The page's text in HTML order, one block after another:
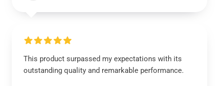
This product surpassed my expectations with its
outstanding quality and remarkable performance.